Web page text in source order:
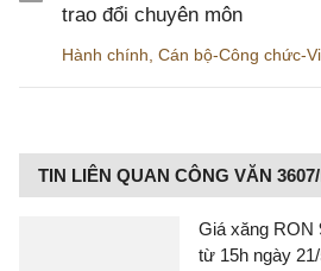
trao đổi chuyên môn
Hành chính Cán bộ-Công chức-
TIN LIÊN QUAN CÔNG VĂN
Giá xăng RON
từ 15h ngày